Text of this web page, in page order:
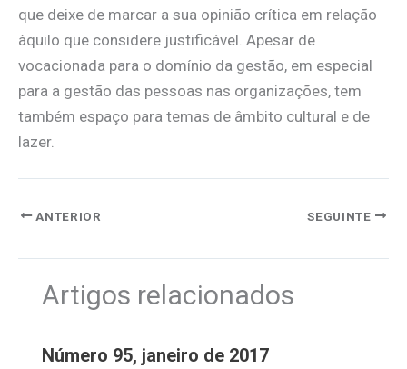
que deixe de marcar a sua opinião crítica em relação
àquilo que considere justificável. Apesar de
vocacionada para o domínio da gestão, em especial
para a gestão das pessoas nas organizações, tem
também espaço para temas de âmbito cultural e de
lazer.
ANTERIOR SEGUINTE
Artigos relacionados
Número 95, janeiro de 2017